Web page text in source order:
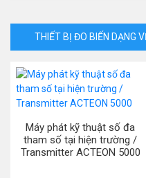
THIẾT BỊ ĐO BIẾN DẠNG
Máy phát kỹ thuật số đa
tham số tại hiện trường /
Transmitter ACTEON 5000